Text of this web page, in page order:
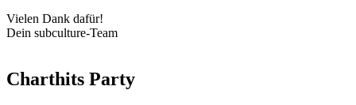
Vielen Dank dafür!
Dein subculture-Team
Charthits Party